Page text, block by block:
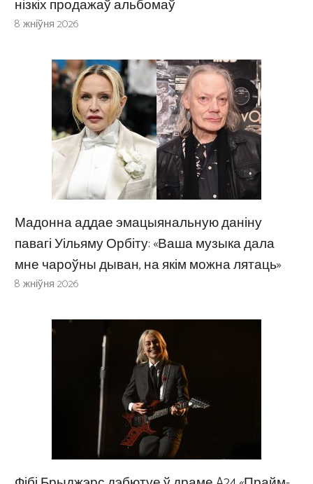
нізкіх продажаў альбомаў
8 жніўня 2026
Мадонна аддае эмацыянальную даніну
павагі Уільяму Орбіту: «Ваша музыка дала
мне чароўны дыван, на якім можна лятаць»
8 жніўня 2026